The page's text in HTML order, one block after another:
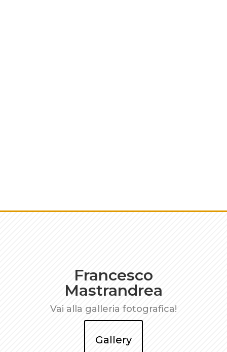
Francesco
Mastrandrea
Vai alla galleria fotografica!
Gallery